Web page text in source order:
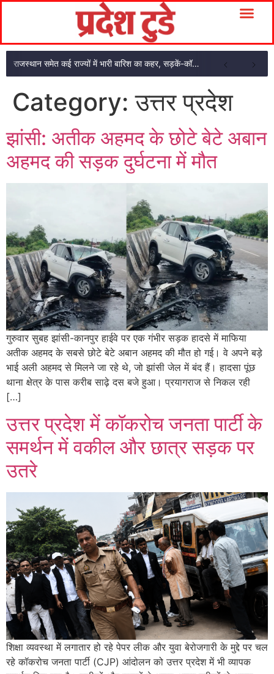
राजस्थान समेत कई राज्यों में भारी बारिश का कहर, सड़कें-कॉलोनियां जलमग्न
Category:उत्तर प्रदेश
झांसी: अतीक अहमद के छोटे बेटे अबान
अहमद की सड़क दुर्घटना में मौत
गुरुवार सुबह झांसी-कानपुर हाईवे पर एक गंभीर सड़क हादसे में माफिया
अतीक अहमद के सबसे छोटे बेटे अबान अहमद की मौत हो गई। वे अपने बड़े
भाई अली अहमद से मिलने जा रहे थे, जो झांसी जेल में बंद हैं। हादसा पूंछ
थाना क्षेत्र के पास करीब साढ़े दस बजे हुआ। प्रयागराज से निकल रही
[…]
उत्तर प्रदेश में कॉकरोच जनता पार्टी के
समर्थन में वकील और छात्र सड़क पर
उतरे
शिक्षा व्यवस्था में लगातार हो रहे पेपर लीक और युवा बेरोजगारी के मुद्दे पर चल
रहे कॉकरोच जनता पार्टी (CJP) आंदोलन को उत्तर प्रदेश में भी व्यापक